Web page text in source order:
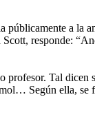
a la
responde:
Tal dicen
Según ella, se